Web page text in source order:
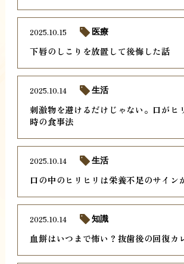
下唇のしこりを放置して後悔した話
2025.10.15 医療
刺激物を避けるだけじゃない。口がヒ
時の食事法
2025.10.14 生活
口の中のヒリヒリは栄養不足のサイン
2025.10.14 生活
血餅はいつまで怖い？抜歯後の回復カ
2025.10.14 知識